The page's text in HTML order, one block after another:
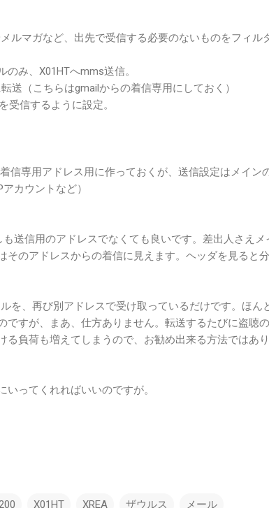
ルマガなど、出先で受信する必要のないものをフィル
み、X01HTへmms送信。
送（こちらはgmailからの着信専用にしておく）
受信するように設定。
信専用アドレス用に作っておくが、送信設定はメイン
カウントなど）
送信用のアドレスでなくても良いです。差出人さえメ
そのアドレスからの着信に見えます。ヘッダを見ると
を、再び別アドレスで受け取っているだけです。ほん
ですが、まあ、仕方ありません。転送するたびに盗聴
る負荷も増えてしまうので、お勧め出来る方法ではあ
ってくれればいいのですが。
X01HT XREA ザウルス メール